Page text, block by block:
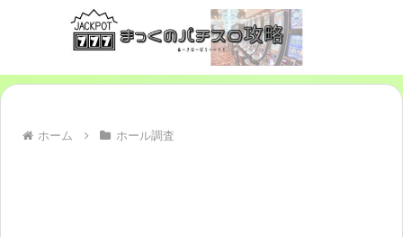
ホーム ホール調査